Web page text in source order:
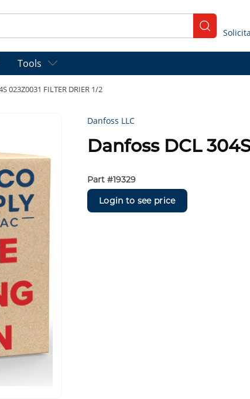
submit
Tools
023Z0031 FILTER DRIER 1/2
Danfoss LLC
Danfoss DCL
Part #19329
Login to see price